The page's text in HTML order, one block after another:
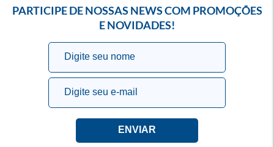
PARTICIPE DE NOSSAS NEWS COM PROMOÇÕES
E NOVIDADES!